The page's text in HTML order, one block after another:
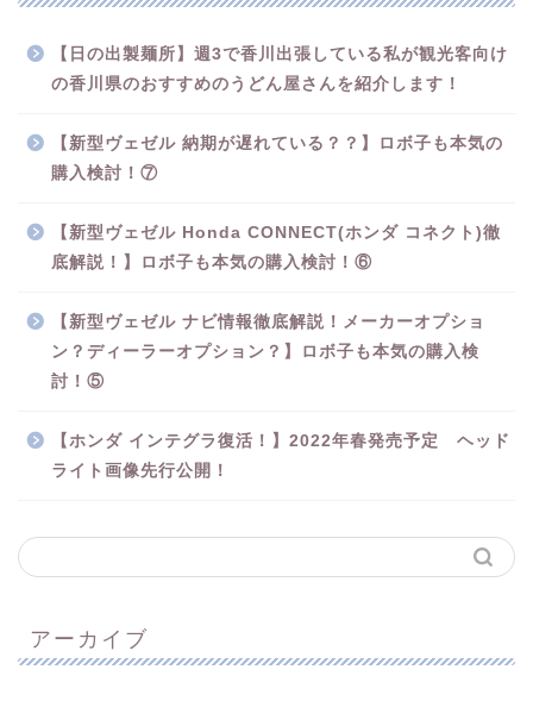
【日の出製麺所】週3で香川出張している私が観光客向け
の香川県のおすすめのうどん屋さんを紹介します！
【新型ヴェゼル 納期が遅れている？？】ロボ子も本気の
購入検討！⑦
【新型ヴェゼル Honda CONNECT(ホンダ コネクト)徹
底解説！】ロボ子も本気の購入検討！⑥
【新型ヴェゼル ナビ情報徹底解説！メーカーオプショ
ン？ディーラーオプション？】ロボ子も本気の購入検
討！⑤
【ホンダ インテグラ復活！】2022年春発売予定 ヘッド
ライト画像先行公開！
アーカイブ